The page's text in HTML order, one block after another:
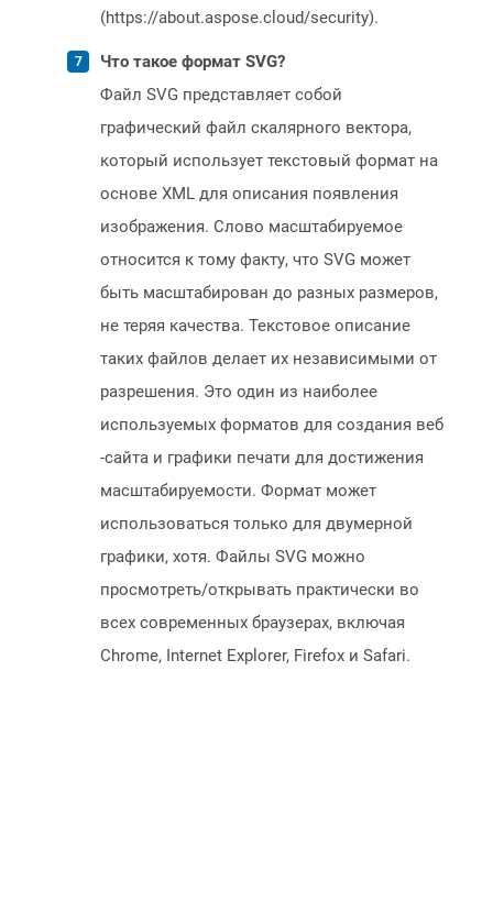
(https://about.aspose.cloud/security).
Что такое формат SVG?
Файл SVG представляет собой
графический файл скалярного вектора,
который использует текстовый формат на
основе XML для описания появления
изображения. Слово масштабируемое
относится к тому факту, что SVG может
быть масштабирован до разных размеров,
не теряя качества. Текстовое описание
таких файлов делает их независимыми от
разрешения. Это один из наиболее
используемых форматов для создания веб
-сайта и графики печати для достижения
масштабируемости. Формат может
использоваться только для двумерной
графики, хотя. Файлы SVG можно
просмотреть/открывать практически во
всех современных браузерах, включая
Chrome, Internet Explorer, Firefox и Safari.